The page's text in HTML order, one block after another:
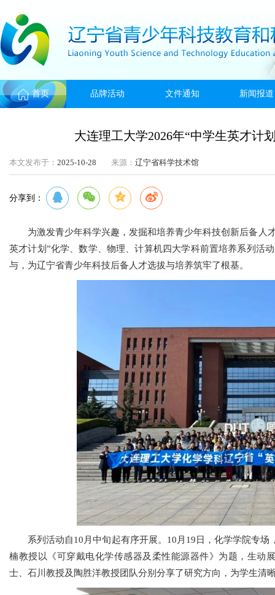
首页 品牌活动 文件通知 新闻报道
大连理工大学2026年“中学生英才计
本文发布于： 2025-10-28 来源： 辽宁省科学技术馆
分享到：
为激发青少年科学兴趣，发掘和培养青少年科技创新后备人
英才计划”化学、数学、物理、计算机四大学科前置培养系列活
与，为辽宁省青少年科技后备人才选拔与培养筑牢了根基。
系列活动自10月中旬起有序开展。10月19日，化学学院专
楠教授以《可穿戴电化学传感器及柔性能源器件》为题，生动
士、石川教授及陶胜洋教授团队分别分享了研究方向，为学生清